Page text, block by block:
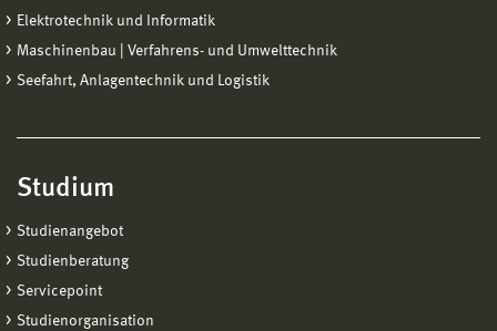
Elektrotechnik und Informatik
Maschinenbau | Verfahrens- und Umwelttechnik
Seefahrt, Anlagentechnik und Logistik
Studium
Studienangebot
Studienberatung
Servicepoint
Studienorganisation